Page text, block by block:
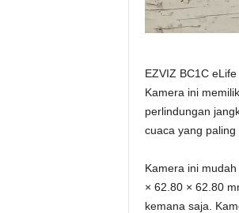
EZVIZ BC1C
Kamera ini
perlindungan
cuaca yang paling
Kamera ini
× 62.80 × 62.80
kemana saja.